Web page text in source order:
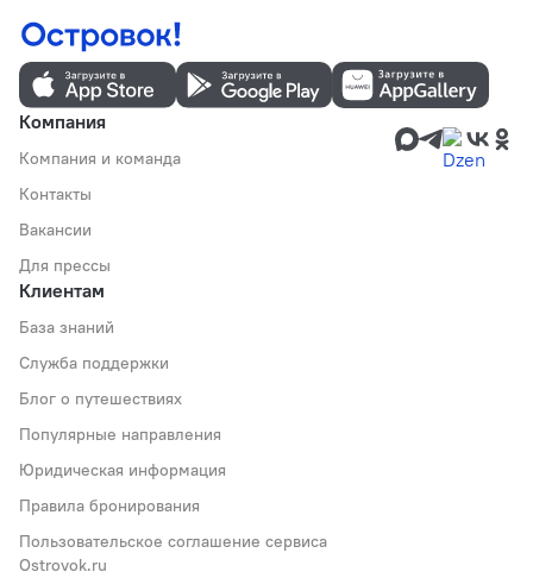
Компания
Компания и команда
Контакты
Вакансии
Для прессы
Клиентам
База знаний
Служба поддержки
Блог о путешествиях
Популярные направления
Юридическая информация
Правила бронирования
Пользовательское соглашение сервиса
Ostrovok.ru